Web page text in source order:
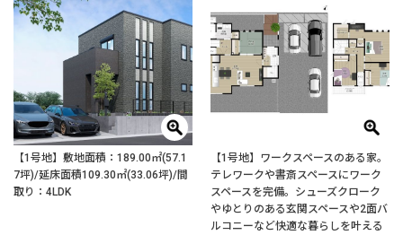
【1号地】敷地面積：189.00㎡(57.1
7坪)/延床面積109.30㎡(33.06坪)/間
取り：4LDK
【1号地】ワークスペースのある家。
テレワークや書斎スペースにワーク
スペースを完備。シューズクローク
やゆとりのある玄関スペースや2面バ
ルコニーなど快適な暮らしを叶える